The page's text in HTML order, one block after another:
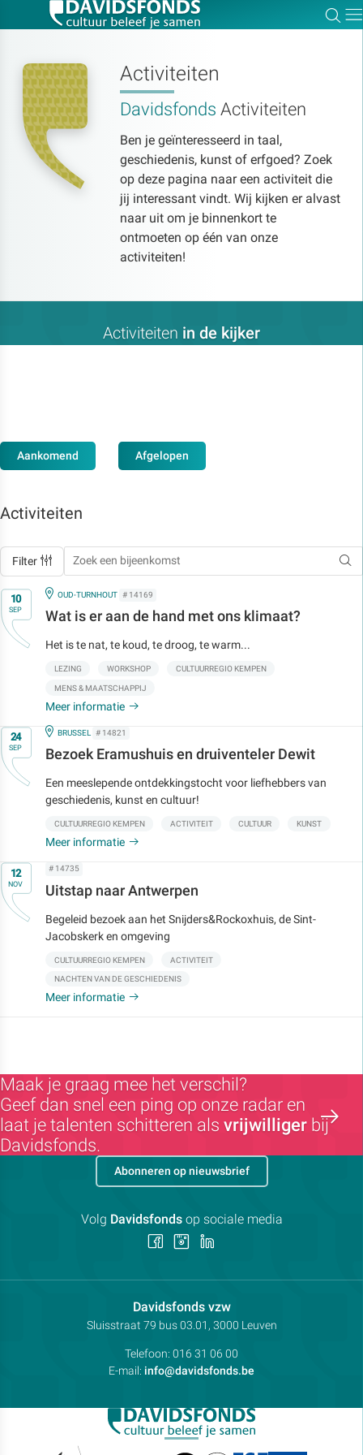
Activiteiten
Davidsfonds Activiteiten
Ben je geïnteresseerd in taal,
geschiedenis, kunst of erfgoed? Zoek
op deze pagina naar een activiteit die
jij interessant vindt. Wij kijken er alvast
naar uit om je binnenkort te
ontmoeten op één van onze
activiteiten!
Activiteiten in de kijker
Aankomend Afgelopen
Activiteiten
Filter
Op10
SEP
IN
OUD-TURNHOUT # 14169
Wat is er aan de hand met ons klimaat?
Het is te nat, te koud, te droog, te warm...
LEZING WORKSHOP CULTUURREGIO KEMPEN
MENS & MAATSCHAPPIJ
Meer informatie
Op24
SEP
IN
BRUSSEL # 14821
Bezoek Eramushuis en druiventeler Dewit
Een meeslepende ontdekkingstocht voor liefhebbers van
geschiedenis, kunst en cultuur!
CULTUURREGIO KEMPEN ACTIVITEIT CULTUUR KUNST
Meer informatie
Op12
NOV
# 14735
Uitstap naar Antwerpen
Begeleid bezoek aan het Snijders&Rockoxhuis, de Sint-
Jacobskerk en omgeving
CULTUURREGIO KEMPEN ACTIVITEIT
NACHTEN VAN DE GESCHIEDENIS
Meer informatie
Maak je graag mee het verschil?
Geef dan snel een ping op onze radar en
laat je talenten schitteren als vrijwilliger bij
Davidsfonds.
Davidsfonds vzwContactpersoon:
Adres:
Sluisstraat 79 bus 03.01, 3000 Leuven
Telefoon: 016 31 06 00
E-mail: info@davidsfonds.be
Abonneren op nieuwsbrief
Volg Davidsfondsop sociale media
Volg Volg
Zoek:
Zoeken